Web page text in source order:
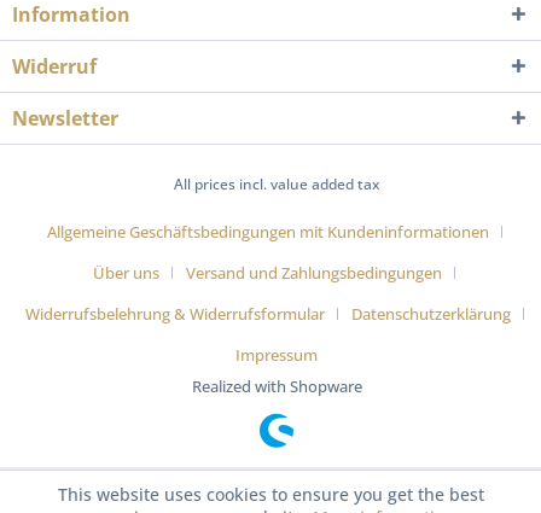
Information
Widerruf
Newsletter
All prices incl. value added tax
Allgemeine Geschäftsbedingungen mit Kundeninformationen
Über uns
Versand und Zahlungsbedingungen
Widerrufsbelehrung & Widerrufsformular
Datenschutzerklärung
Impressum
Realized with Shopware
This website uses cookies to ensure you get the best